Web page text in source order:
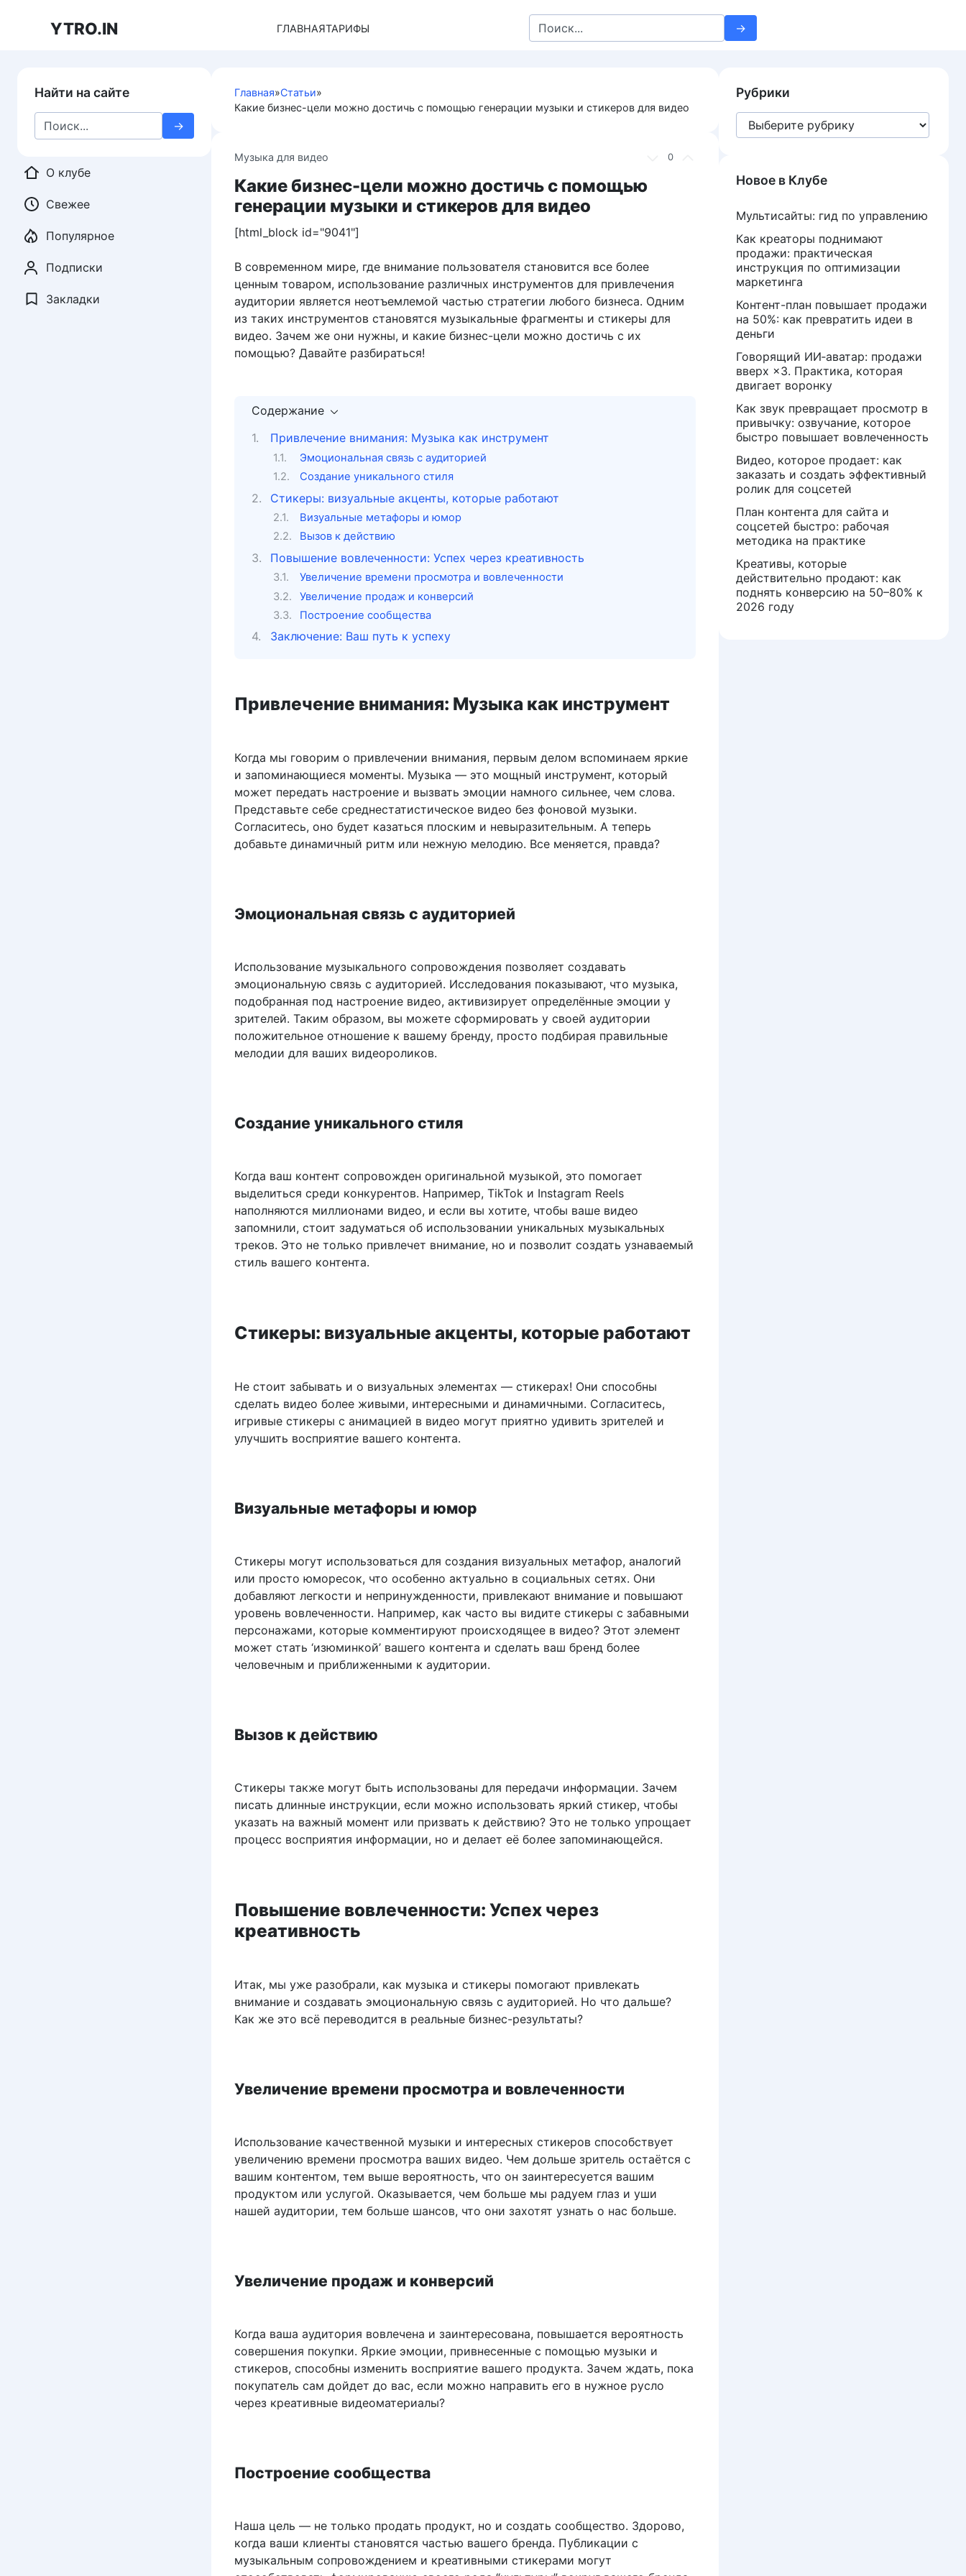
YTRO.IN ГЛАВНАЯТАРИФЫ
Search
for:
Главная»Статьи»
Какие бизнес-цели можно достичь с помощью генерации музыки и стикеров для видео
0
Музыка для видео
Какие бизнес-цели можно достичь с помощью
генерации музыки и стикеров для видео
[html_block id="9041"]
В современном мире, где внимание пользователя становится все более
ценным товаром, использование различных инструментов для привлечения
аудитории является неотъемлемой частью стратегии любого бизнеса. Одним
из таких инструментов становятся музыкальные фрагменты и стикеры для
видео. Зачем же они нужны, и какие бизнес-цели можно достичь с их
помощью? Давайте разбираться!
Содержание
Привлечение внимания: Музыка как инструмент
Эмоциональная связь с аудиторией
Создание уникального стиля
Стикеры: визуальные акценты, которые работают
Визуальные метафоры и юмор
Вызов к действию
Повышение вовлеченности: Успех через креативность
Увеличение времени просмотра и вовлеченности
Увеличение продаж и конверсий
Построение сообщества
Заключение: Ваш путь к успеху
Привлечение внимания: Музыка как инструмент
Когда мы говорим о привлечении внимания, первым делом вспоминаем яркие
и запоминающиеся моменты. Музыка — это мощный инструмент, который
может передать настроение и вызвать эмоции намного сильнее, чем слова.
Представьте себе среднестатистическое видео без фоновой музыки.
Согласитесь, оно будет казаться плоским и невыразительным. А теперь
добавьте динамичный ритм или нежную мелодию. Все меняется, правда?
Эмоциональная связь с аудиторией
Использование музыкального сопровождения позволяет создавать
эмоциональную связь с аудиторией. Исследования показывают, что музыка,
подобранная под настроение видео, активизирует определённые эмоции у
зрителей. Таким образом, вы можете сформировать у своей аудитории
положительное отношение к вашему бренду, просто подбирая правильные
мелодии для ваших видеороликов.
Создание уникального стиля
Когда ваш контент сопровожден оригинальной музыкой, это помогает
выделиться среди конкурентов. Например, TikTok и Instagram Reels
наполняются миллионами видео, и если вы хотите, чтобы ваше видео
запомнили, стоит задуматься об использовании уникальных музыкальных
треков. Это не только привлечет внимание, но и позволит создать узнаваемый
стиль вашего контента.
Стикеры: визуальные акценты, которые работают
Не стоит забывать и о визуальных элементах — стикерах! Они способны
сделать видео более живыми, интересными и динамичными. Согласитесь,
игривые стикеры с анимацией в видео могут приятно удивить зрителей и
улучшить восприятие вашего контента.
Визуальные метафоры и юмор
Стикеры могут использоваться для создания визуальных метафор, аналогий
или просто юморесок, что особенно актуально в социальных сетях. Они
добавляют легкости и непринужденности, привлекают внимание и повышают
уровень вовлеченности. Например, как часто вы видите стикеры с забавными
персонажами, которые комментируют происходящее в видео? Этот элемент
может стать ‘изюминкой’ вашего контента и сделать ваш бренд более
человечным и приближенными к аудитории.
Вызов к действию
Стикеры также могут быть использованы для передачи информации. Зачем
писать длинные инструкции, если можно использовать яркий стикер, чтобы
указать на важный момент или призвать к действию? Это не только упрощает
процесс восприятия информации, но и делает её более запоминающейся.
Повышение вовлеченности: Успех через
креативность
Итак, мы уже разобрали, как музыка и стикеры помогают привлекать
внимание и создавать эмоциональную связь с аудиторией. Но что дальше?
Как же это всё переводится в реальные бизнес-результаты?
Увеличение времени просмотра и вовлеченности
Использование качественной музыки и интересных стикеров способствует
увеличению времени просмотра ваших видео. Чем дольше зритель остаётся с
вашим контентом, тем выше вероятность, что он заинтересуется вашим
продуктом или услугой. Оказывается, чем больше мы радуем глаз и уши
нашей аудитории, тем больше шансов, что они захотят узнать о нас больше.
Увеличение продаж и конверсий
Когда ваша аудитория вовлечена и заинтересована, повышается вероятность
совершения покупки. Яркие эмоции, привнесенные с помощью музыки и
стикеров, способны изменить восприятие вашего продукта. Зачем ждать, пока
покупатель сам дойдет до вас, если можно направить его в нужное русло
через креативные видеоматериалы?
Построение сообщества
Наша цель — не только продать продукт, но и создать сообщество. Здорово,
когда ваши клиенты становятся частью вашего бренда. Публикации с
музыкальным сопровождением и креативными стикерами могут
Найти на сайте
Search
for:
О клубе
Свежее
Популярное
Подписки
Закладки
Рубрики
Рубрики
Новое в Клубе
Мультисайты: гид по управлению
Как креаторы поднимают
продажи: практическая
инструкция по оптимизации
маркетинга
Контент-план повышает продажи
на 50%: как превратить идеи в
деньги
Говорящий ИИ‑аватар: продажи
вверх ×3. Практика, которая
двигает воронку
Как звук превращает просмотр в
привычку: озвучание, которое
быстро повышает вовлеченность
Видео, которое продает: как
заказать и создать эффективный
ролик для соцсетей
План контента для сайта и
соцсетей быстро: рабочая
методика на практике
Креативы, которые
действительно продают: как
поднять конверсию на 50–80% к
2026 году